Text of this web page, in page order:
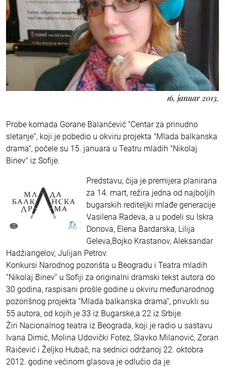
16. januar 2013.
Probe komada Gorane Balančević “Centar za prinudno
sletanje”, koji je pobedio u okviru projekta "Mlada balkanska
drama", počele su 15. januara u Teatru mladih "Nikolaj
Binev" iz Sofije.
Predstavu, čija je premijera planirana
za 14. mart, režira jedna od najboljih
bugarskih rediteljki mlađe generacije
Vasilena Radeva, a u podeli su Iskra
Donova, Elena Bardarska, Lilija
Geleva,Bojko Krastanov, Aleksandar
Hadžiangelov, Julijan Petrov.
Konkursi Narodnog pozorišta u Beogradu i Teatra mladih
“Nikolaj Binev” u Sofiji za originalni dramski tekst autora do
30 godina, raspisani prošle godine u okviru međunarodnog
pozorišnog projekta “Mlada balkanska drama”, privukli su
55 autora, od kojih je 33 iz Bugarske,a 22 iz Srbije.
Žiri Nacionalnog teatra iz Beograda, koji je radio u sastavu
Ivana Dimić, Molina Udovički Fotez, Slavko Milanović, Zoran
Raičević i Željko Hubač, na sednici održanoj 22. oktobra
2012. godine većinom glasova je odlučio da je